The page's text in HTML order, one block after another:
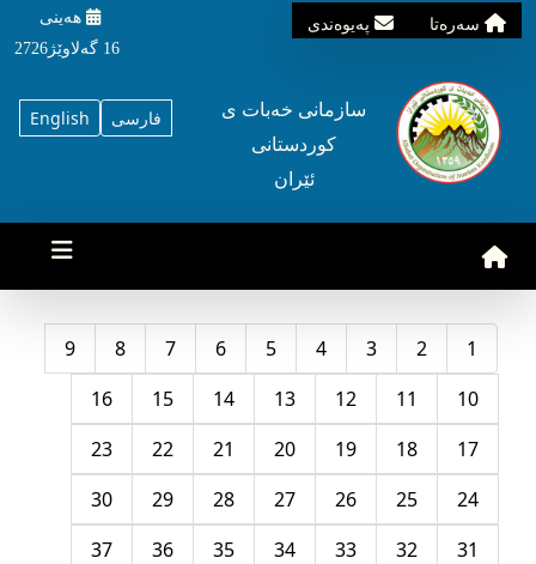
سه‌ره‌تا په‌یوه‌ندی
هه‌ینی
16 گه‌لاوێژ2726
English فارسی
سازمانی خه‌بات ی
کوردستانی
ئێران
1
2
3
4
5
6
7
8
9
10
11
12
13
14
15
16
17
18
19
20
21
22
23
24
25
26
27
28
29
30
31
32
33
34
35
36
37